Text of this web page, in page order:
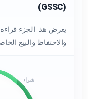
(GSSC)
يعرض هذا الجزء
والاحتفاظ والبيع
شراء